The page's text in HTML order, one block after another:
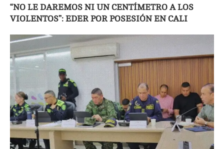
“NO LE DAREMOS NI UN CENTÍMETRO A LOS
VIOLENTOS”: EDER POR POSESIÓN EN CALI